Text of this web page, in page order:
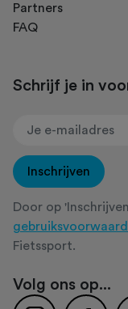
Partners
FAQ
Schrijf je in
Inschrijven
Door op
Fietssport.
Volg ons op...